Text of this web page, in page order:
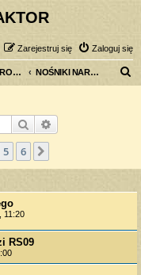
Zaloguj się
Zarejestruj się
CIĄGNIKI ROLNICZE NOŚNIKI NARZĘDZI
Szukaj
5 6
11:20
RS09